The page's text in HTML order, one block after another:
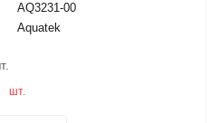
AQ3231-00
Aquatek
шт.